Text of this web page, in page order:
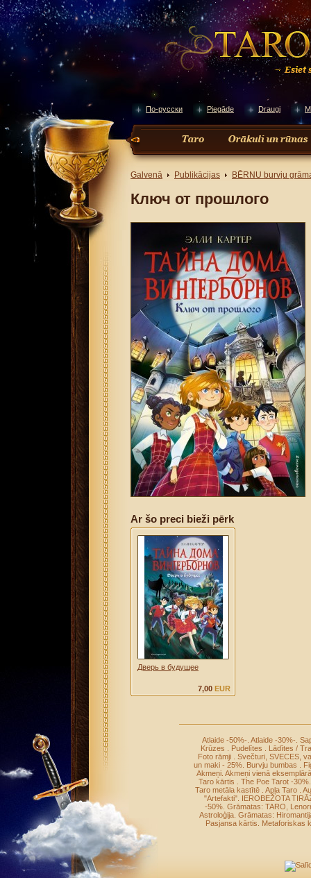
По-русски Piegāde Draugi
Galvenā Publikācijas BĒRNU burvju
Ключ от прошлого
Ar šo preci bieži pērk
Дверь в будущее
7,00 EUR
Atlaide -50%- Atlaide -30%-
Krūzes
Pudelītes
Lādītes /
Foto rāmji
Svečturi, SVECES,
un maki - 25% Burvju bumbas
Akmeņi. Akmeņi vienā eksemplārā
Taro kārtis
The Poe Tarot -30%
Taro metāla kastītē
Apļa Taro
"Artefakti". IEROBEŽOTA
-50%. Grāmatas: TARO,
Astroloģija Grāmatas:
Pasjansa kārtis
Metaforiskas